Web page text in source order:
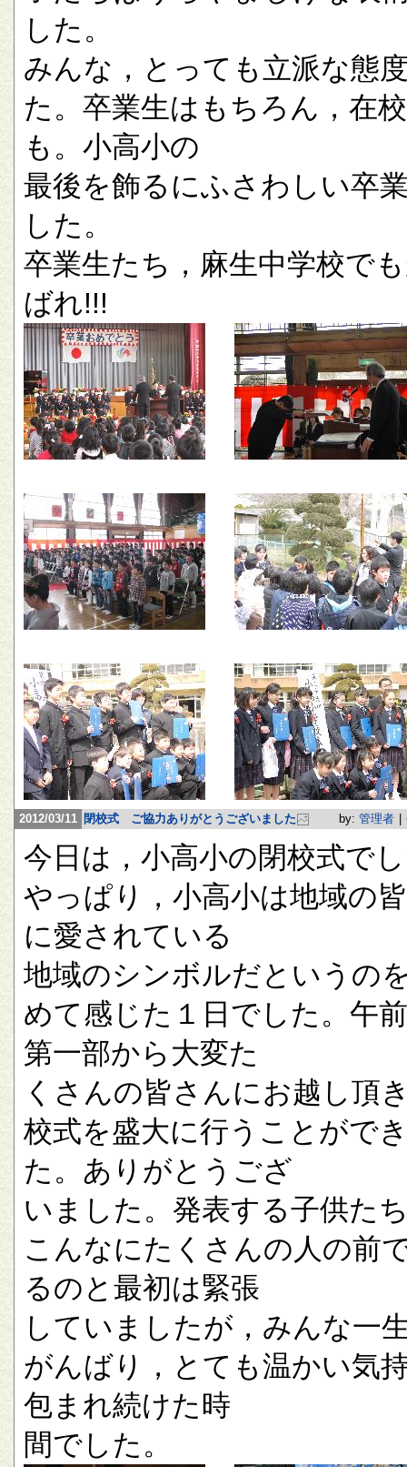
した。
みんな，とっても立派な態
た。卒業生はもちろん，在
も。小高小の
最後を飾るにふさわしい卒
した。
卒業生たち，麻生中学校で
ばれ!!!
2012/03/11 閉校式 ご協力ありがとうございました by: 管理者
今日は，小高小の閉校式で
やっぱり，小高小は地域の
に愛されている
地域のシンボルだというの
めて感じた１日でした。午
第一部から大変た
くさんの皆さんにお越し頂
校式を盛大に行うことがで
た。ありがとうござ
いました。発表する子供た
こんなにたくさんの人の前
るのと最初は緊張
していましたが，みんな一
がんばり，とても温かい気
包まれ続けた時
間でした。